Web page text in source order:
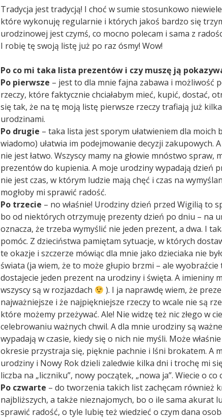
Tradycja jest tradycją! I choć w sumie stosunkowo
które wykonuję regularnie i których jakoś bardzo się
urodzinowej jest czymś, co mocno polecam i sama z
I robię tę swoją listę już po raz ósmy! Wow!
Po co mi taka lista prezentów i czy muszę ją
Po pierwsze – jest to dla mnie fajna zabawa i możliwość
rzeczy, które faktycznie chciałabym mieć, kupić, dostać,
się tak, że na tę moją listę pierwsze rzeczy trafiają już
urodzinami.
Po drugie – taka lista jest sporym ułatwieniem dla moich
wiadomo) ułatwia im podejmowanie decyzji zakupowych.
nie jest łatwo. Wszyscy mamy na głowie mnóstwo spraw,
prezentów do kupienia. A moje urodziny wypadają dzień
nie jest czas, w którym ludzie mają chęć i czas na
mogłoby mi sprawić radość.
Po trzecie – no właśnie! Urodziny dzień przed Wigilią to
bo od niektórych otrzymuję prezenty dzień po dniu – na
oznacza, że trzeba wymyślić nie jeden prezent, a dwa. I
pomóc. Z dzieciństwa pamiętam sytuacje, w których
te okazje i szczerze mówiąc dla mnie jako dzieciaka nie
świata (ja wiem, że to może głupio brzmi – ale
dostajecie jeden prezent na urodziny i święta. A imieniny
wszyscy są w rozjazdach
). I ja naprawdę wiem, że
najważniejsze i że najpiękniejsze rzeczy to wcale nie są
które możemy przeżywać. Ale! Nie widzę też nic złego w
celebrowaniu ważnych chwil. A dla mnie urodziny są
wypadają w czasie, kiedy się o nich nie myśli. Może
okresie przystraja się, pięknie pachnie i lśni brokatem. A
urodziny i Nowy Rok dzieli zaledwie kilka dni i trochę mi
liczba na „liczniku”, nowy początek, „nowa ja”. Wiecie o co
Po czwarte – do tworzenia takich list zachęcam również
najbliższych, a także nieznajomych, bo o ile sama akurat
sprawić radość, o tyle lubię też wiedzieć o czym dana